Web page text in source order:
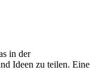
in der
Ideen zu teilen. Eine